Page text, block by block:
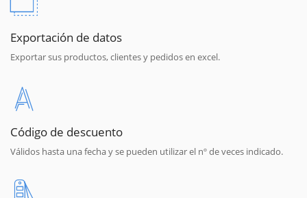
Exportación de datos
Exportar sus productos, clientes y pedidos en excel.
Código de descuento
Válidos hasta una fecha y se pueden utilizar el nº de veces indicado.